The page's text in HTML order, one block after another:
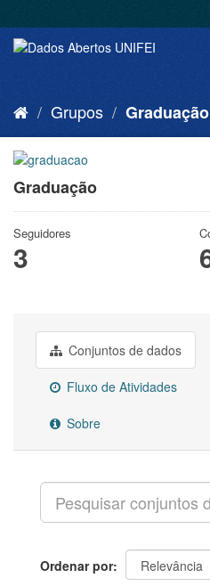
Grupos Graduação
Graduação
Seguidores
3
Conjuntos de dados
Fluxo de Atividades
Sobre
Ordenar por